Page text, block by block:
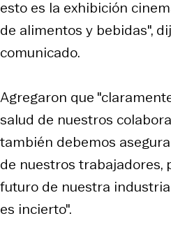
esto es la exhibición
de alimentos y bebidas",
comunicado.
Agregaron que
salud de nuestros
también debemos
de nuestros trabajadores,
futuro de nuestra
es incierto".